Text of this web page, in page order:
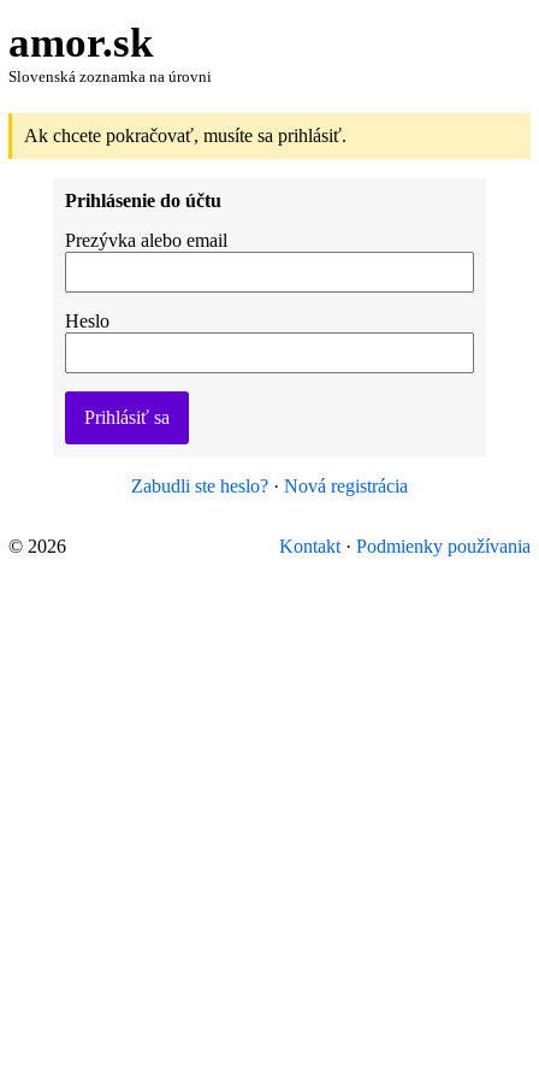
amor.sk
Slovenská zoznamka na úrovni
Ak chcete pokračovať, musíte sa prihlásiť.
Prihlásenie do účtu
Prezývka alebo email
Heslo
Prihlásiť sa
Zabudli ste heslo?· Nová registrácia
© 2026 Kontakt· Podmienky používania